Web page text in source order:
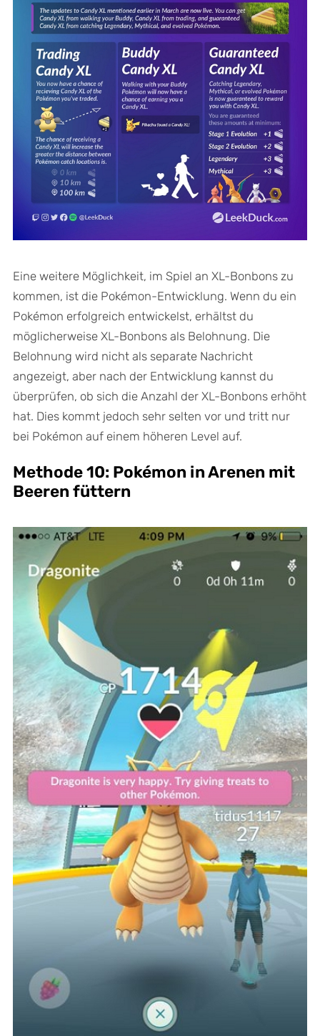
Eine weitere Möglichkeit, im Spiel an XL-Bonbons zu
kommen, ist die Pokémon-Entwicklung. Wenn du ein
Pokémon erfolgreich entwickelst, erhältst du
möglicherweise XL-Bonbons als Belohnung. Die
Belohnung wird nicht als separate Nachricht
angezeigt, aber nach der Entwicklung kannst du
überprüfen, ob sich die Anzahl der XL-Bonbons erhöht
hat. Dies kommt jedoch sehr selten vor und tritt nur
bei Pokémon auf einem höheren Level auf.
Methode 10: Pokémon in Arenen mit
Beeren füttern